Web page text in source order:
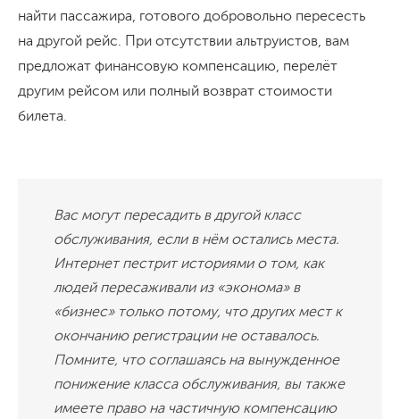
найти пассажира, готового добровольно пересесть
на другой рейс. При отсутствии альтруистов, вам
предложат финансовую компенсацию, перелёт
другим рейсом или полный возврат стоимости
билета.
Вас могут пересадить в другой класс
обслуживания, если в нём остались места.
Интернет пестрит историями о том, как
людей пересаживали из «эконома» в
«бизнес» только потому, что других мест к
окончанию регистрации не оставалось.
Помните, что соглашаясь на вынужденное
понижение класса обслуживания, вы также
имеете право на частичную компенсацию